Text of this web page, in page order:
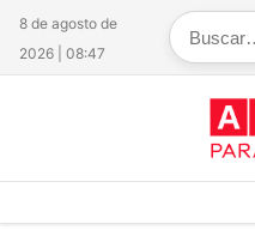
8 de agosto de
2026 | 08:47